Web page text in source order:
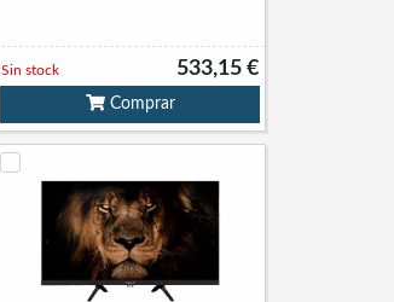
533,15 €
Sin stock
Comprar